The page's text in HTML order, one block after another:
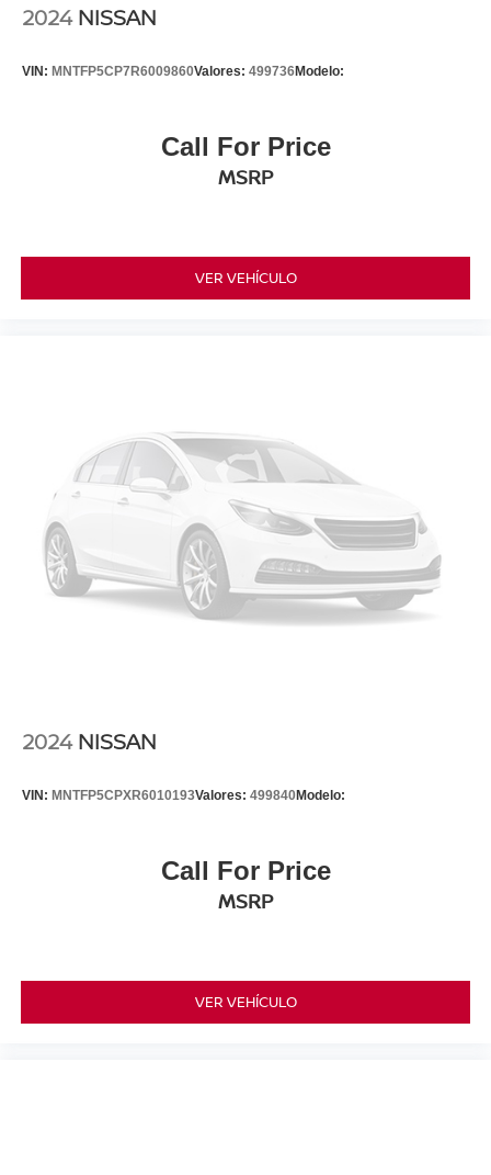
2024 NISSAN
VIN: MNTFP5CP7R6009860Valores: 499736Modelo:
Call For Price
MSRP
VER VEHÍCULO
2024 NISSAN
VIN: MNTFP5CPXR6010193Valores: 499840Modelo:
Call For Price
MSRP
VER VEHÍCULO